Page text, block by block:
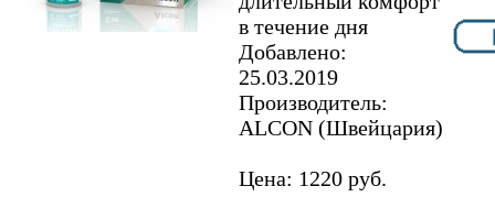
в течение дня
Добавлено:
25.03.2019
Производитель:
ALCON (Швейцария)
Цена: 1220 руб.